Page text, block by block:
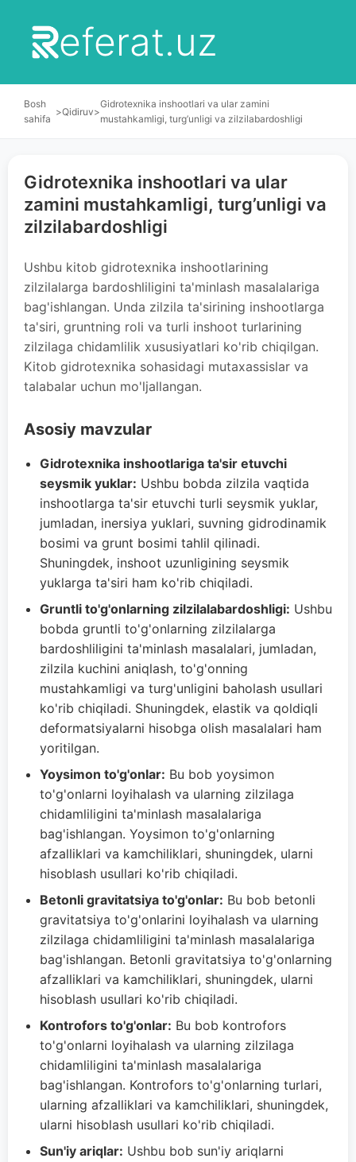
eferat.uz
Bosh
sahifa
>Qidiruv>
Gidrotexnika inshoоtlari va ular zamini
mustahkamligi, turg’unligi va zilzilabardoshligi
Gidrotexnika inshoоtlari va ular
zamini mustahkamligi, turg’unligi va
zilzilabardoshligi
Ushbu kitob gidrotexnika inshootlarining
zilzilalarga bardoshliligini ta'minlash masalalariga
bag'ishlangan. Unda zilzila ta'sirining inshootlarga
ta'siri, gruntning roli va turli inshoot turlarining
zilzilaga chidamlilik xususiyatlari ko'rib chiqilgan.
Kitob gidrotexnika sohasidagi mutaxassislar va
talabalar uchun mo'ljallangan.
Asosiy mavzular
Gidrotexnika inshootlariga ta'sir etuvchi
seysmik yuklar: Ushbu bobda zilzila vaqtida
inshootlarga ta'sir etuvchi turli seysmik yuklar,
jumladan, inersiya yuklari, suvning gidrodinamik
bosimi va grunt bosimi tahlil qilinadi.
Shuningdek, inshoot uzunligining seysmik
yuklarga ta'siri ham ko'rib chiqiladi.
Gruntli to'g'onlarning zilzilalabardoshligi: Ushbu
bobda gruntli to'g'onlarning zilzilalarga
bardoshliligini ta'minlash masalalari, jumladan,
zilzila kuchini aniqlash, to'g'onning
mustahkamligi va turg'unligini baholash usullari
ko'rib chiqiladi. Shuningdek, elastik va qoldiqli
deformatsiyalarni hisobga olish masalalari ham
yoritilgan.
Yoysimon to'g'onlar: Bu bob yoysimon
to'g'onlarni loyihalash va ularning zilzilaga
chidamliligini ta'minlash masalalariga
bag'ishlangan. Yoysimon to'g'onlarning
afzalliklari va kamchiliklari, shuningdek, ularni
hisoblash usullari ko'rib chiqiladi.
Betonli gravitatsiya to'g'onlar: Bu bob betonli
gravitatsiya to'g'onlarini loyihalash va ularning
zilzilaga chidamliligini ta'minlash masalalariga
bag'ishlangan. Betonli gravitatsiya to'g'onlarning
afzalliklari va kamchiliklari, shuningdek, ularni
hisoblash usullari ko'rib chiqiladi.
Kontrofors to'g'onlar: Bu bob kontrofors
to'g'onlarni loyihalash va ularning zilzilaga
chidamliligini ta'minlash masalalariga
bag'ishlangan. Kontrofors to'g'onlarning turlari,
ularning afzalliklari va kamchiliklari, shuningdek,
ularni hisoblash usullari ko'rib chiqiladi.
Sun'iy ariqlar: Ushbu bob sun'iy ariqlarni